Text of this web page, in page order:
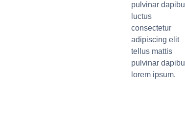
pulvinar
luctus
consectetur
adipiscing elit
tellus mattis
pulvinar
lorem ipsum.